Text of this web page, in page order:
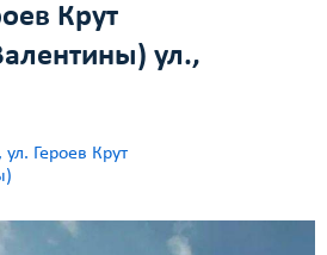
Крут
ул.,
, ул. Героев Крут